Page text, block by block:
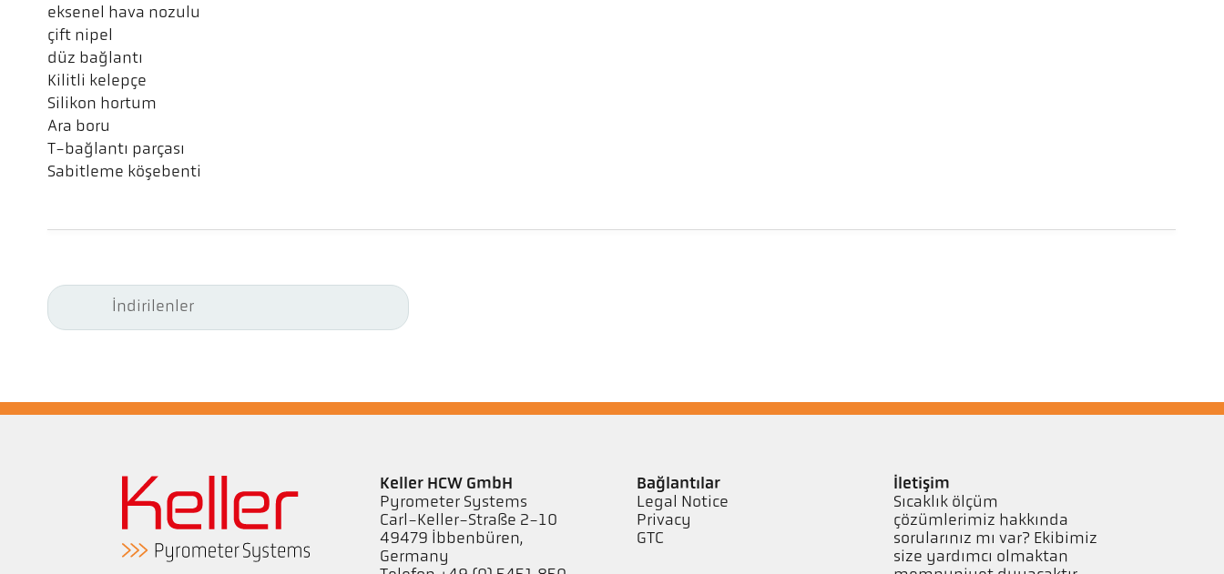
eksenel hava nozulu
çift nipel
düz bağlantı
Kilitli kelepçe
Silikon hortum
Ara boru
T-bağlantı parçası
Sabitleme köşebenti
İndirilenler
Keller HCW GmbH
Pyrometer Systems
Carl-Keller-Straße 2-10
49479 Ibbenbüren,
Germany
Bağlantılar
Legal Notice
Privacy
GTC
İletişim
Sıcaklık ölçüm
çözümlerimiz hakkında
sorularınız mı var? Ekibimiz
size yardımcı olmaktan